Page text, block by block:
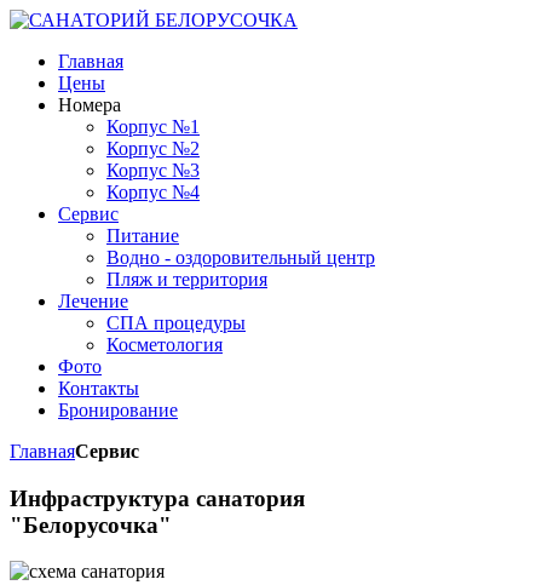
Главная
Цены
Номера
Корпус №1
Корпус №2
Корпус №3
Корпус №4
Сервис
Питание
Водно - оздоровительный центр
Пляж и территория
Лечение
СПА процедуры
Косметология
Фото
Контакты
Бронирование
ГлавнаяСервис
Инфраструктура санатория
"Белорусочка"